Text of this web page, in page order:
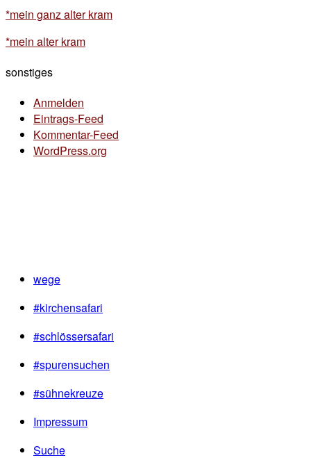
*mein ganz alter kram
*mein alter kram
sonstiges
Anmelden
Eintrags-Feed
Kommentar-Feed
WordPress.org
wege
#kirchensafari
#schlössersafari
#spurensuchen
#sühnekreuze
Impressum
Suche